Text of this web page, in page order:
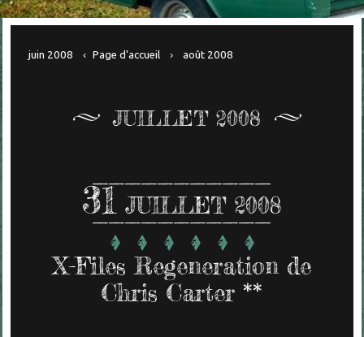
juin 2008 Page d'accueil août 2008
JUILLET 2008
31 JUILLET 2008
X-Files Regeneration de
Chris Carter **